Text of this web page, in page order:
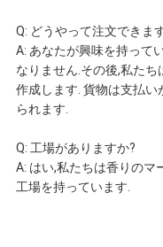
Q: どうやって注文できま
A: あなたが興味を持って
なりません.その後,私た
作成します. 貨物は支払
られます.
Q: 工場がありますか?
A: はい,私たちは香りのマ
工場を持っています.